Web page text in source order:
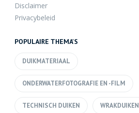
Disclaimer
Privacybeleid
POPULAIRE THEMA'S
DUIKMATERIAAL
ONDERWATERFOTOGRAFIE EN -FILM
TECHNISCH DUIKEN WRAKDUIKEN